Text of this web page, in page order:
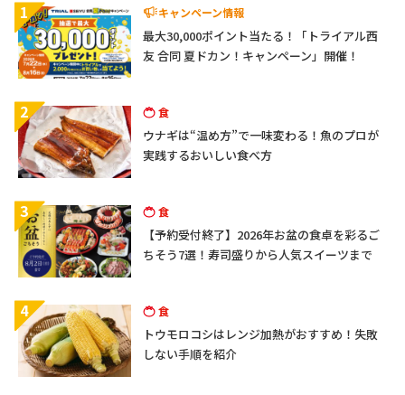
1 キャンペーン情報
最大30,000ポイント当たる！「トライアル西
友 合同 夏ドカン！キャンペーン」開催！
2 食
ウナギは“温め方”で一味変わる！魚のプロが
実践するおいしい食べ方
3 食
【予約受付終了】2026年お盆の食卓を彩るご
ちそう7選！寿司盛りから人気スイーツまで
4 食
トウモロコシはレンジ加熱がおすすめ！失敗
しない手順を紹介